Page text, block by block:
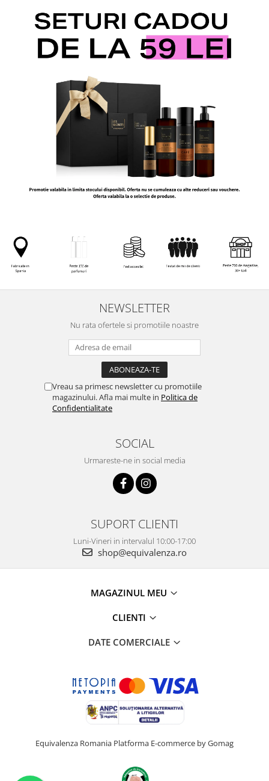
NEWSLETTER
Nu rata ofertele si promotiile noastre
Vreau sa primesc newsletter cu promotiile
magazinului. Afla mai multe in Politica de
Confidentialitate
SOCIAL
Urmareste-ne in social media
SUPORT CLIENTI
Luni-Vineri in intervalul 10:00-17:00
shop@equivalenza.ro
MAGAZINUL MEU
CLIENTI
DATE COMERCIALE
Equivalenza Romania Platforma E-commerce by Gomag